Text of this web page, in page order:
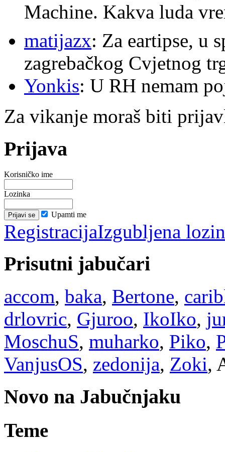
Machine. Kakva luda
matijazx: Za eartipse, u
zagrebačkog Cvjetnog
Yonkis: U RH nemam
Za vikanje moraš biti
Prijava
Korisničko ime
Lozinka
Upamti me
RegistracijaIzgubljena
Prisutni jabučari
accom, baka, Bertone,
drlovric, Gjuroo, IkoIko,
MoschuS, muharko, Piko,
VanjusOS, zedonija, Zoki,
Novo na Jabučnjaku
Teme